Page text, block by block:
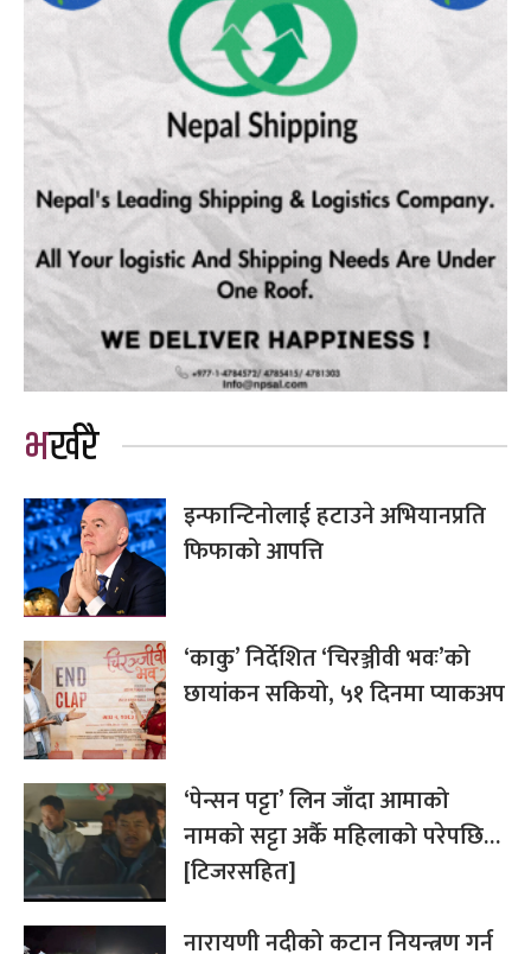
भर्खरै
इन्फान्टिनोलाई हटाउने अभियानप्रति
फिफाको आपत्ति
‘काकु’ निर्देशित ‘चिरञ्जीवी भवः’को
छायांकन सकियो, ५१ दिनमा प्याकअप
‘पेन्सन पट्टा’ लिन जाँदा आमाको
नामको सट्टा अर्कै महिलाको परेपछि…
[टिजरसहित]
नारायणी नदीको कटान नियन्त्रण गर्न